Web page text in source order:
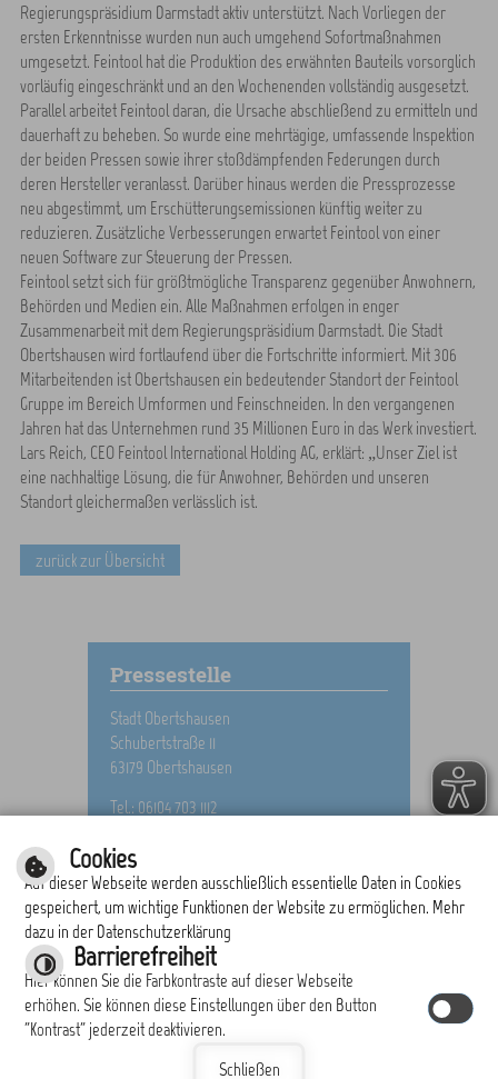
Regierungspräsidium Darmstadt aktiv unterstützt. Nach Vorliegen der
ersten Erkenntnisse wurden nun auch umgehend Sofortmaßnahmen
umgesetzt. Feintool hat die Produktion des erwähnten Bauteils vorsorglich
vorläufig eingeschränkt und an den Wochenenden vollständig ausgesetzt.
Parallel arbeitet Feintool daran, die Ursache abschließend zu ermitteln und
dauerhaft zu beheben. So wurde eine mehrtägige, umfassende Inspektion
der beiden Pressen sowie ihrer stoßdämpfenden Federungen durch
deren Hersteller veranlasst. Darüber hinaus werden die Pressprozesse
neu abgestimmt, um Erschütterungsemissionen künftig weiter zu
reduzieren. Zusätzliche Verbesserungen erwartet Feintool von einer
neuen Software zur Steuerung der Pressen.
Feintool setzt sich für größtmögliche Transparenz gegenüber Anwohnern,
Behörden und Medien ein. Alle Maßnahmen erfolgen in enger
Zusammenarbeit mit dem Regierungspräsidium Darmstadt. Die Stadt
Obertshausen wird fortlaufend über die Fortschritte informiert. Mit 306
Mitarbeitenden ist Obertshausen ein bedeutender Standort der Feintool
Gruppe im Bereich Umformen und Feinschneiden. In den vergangenen
Jahren hat das Unternehmen rund 35 Millionen Euro in das Werk investiert.
Lars Reich, CEO Feintool International Holding AG, erklärt: „Unser Ziel ist
eine nachhaltige Lösung, die für Anwohner, Behörden und unseren
Standort gleichermaßen verlässlich ist.
zurück zur Übersicht
Pressestelle
Stadt Obertshausen
Schubertstraße 11
63179 Obertshausen
Tel.: 06104 703 1112
|Impressum
Cookies
Auf dieser Webseite werden ausschließlich essentielle Daten in Cookies
gespeichert, um wichtige Funktionen der Website zu ermöglichen. Mehr
dazu in der Datenschutzerklärung
Barrierefreiheit
Hier können Sie die Farbkontraste auf dieser Webseite
erhöhen. Sie können diese Einstellungen über den Button
"Kontrast" jederzeit deaktivieren.
Schließen